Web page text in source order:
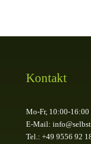
Kontakt
Mo-Fr, 10:00-16:00
E-Mail:
Tel.: +49 9556 92